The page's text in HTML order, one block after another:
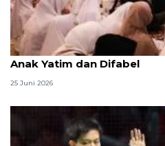
Menag jadikan setiap 10
Anak Yatim dan Difabel
25 Juni 2026